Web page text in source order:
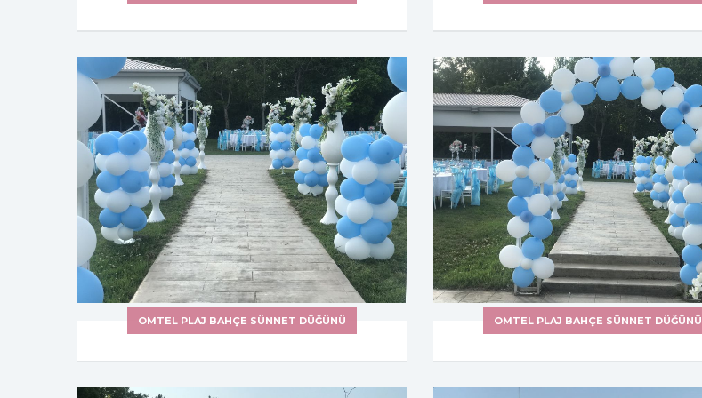
OMTEL PLAJ BAHÇE SÜNNET DÜĞÜNÜ OMTEL PLAJ BAHÇE SÜNNET DÜĞÜNÜ